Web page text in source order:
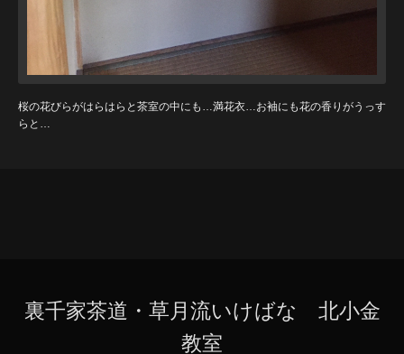
桜の花びらがはらはらと茶室の中にも…満花衣…お袖にも花の香りがうっす
らと…
裏千家茶道・草月流いけばな 北小金
教室